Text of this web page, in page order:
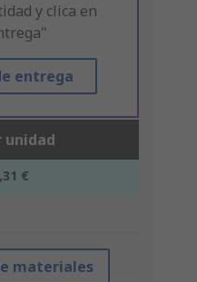
y clica en
entrega
unidad
€
materiales